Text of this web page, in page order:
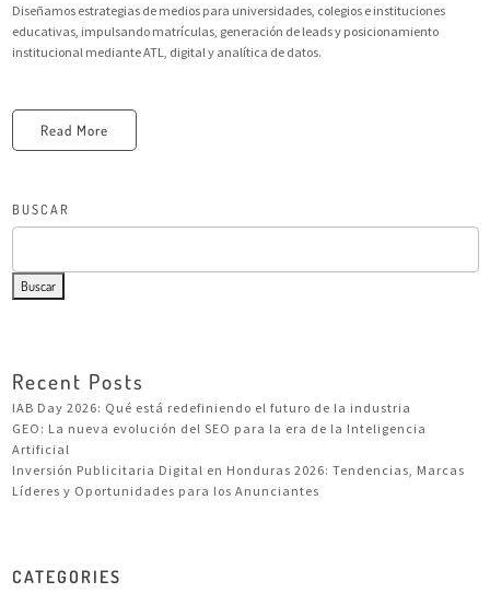
Diseñamos estrategias de medios para universidades, colegios e instituciones
educativas, impulsando matrículas, generación de leads y posicionamiento
institucional mediante ATL, digital y analítica de datos.
Read More
BUSCAR
Buscar
Recent Posts
IAB Day 2026: Qué está redefiniendo el futuro de la industria
GEO: La nueva evolución del SEO para la era de la Inteligencia
Artificial
Inversión Publicitaria Digital en Honduras 2026: Tendencias, Marcas
Líderes y Oportunidades para los Anunciantes
CATEGORIES